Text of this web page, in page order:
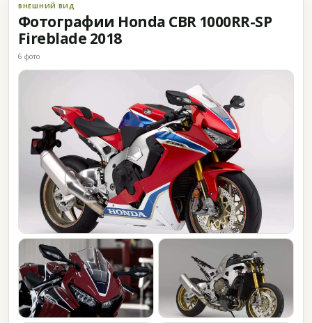
ВНЕШНИЙ ВИД
Фотографии Honda CBR 1000RR-SP
Fireblade 2018
6 фото